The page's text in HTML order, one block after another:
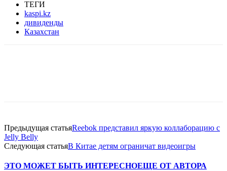
ТЕГИ
kaspi.kz
дивиденды
Казахстан
Предыдущая статьяReebok представил яркую коллаборацию с
Jelly Belly
Следующая статьяВ Китае детям ограничат видеоигры
ЭТО МОЖЕТ БЫТЬ ИНТЕРЕСНОЕЩЕ ОТ АВТОРА